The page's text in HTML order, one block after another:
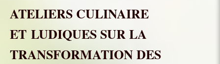
ATELIERS CULINAIRE
ET LUDIQUES SUR LA
TRANSFORMATION DES